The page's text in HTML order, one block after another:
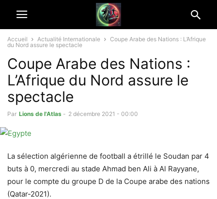
Accueil Actualité Internationale
Coupe Arabe des Nations : L’Afrique
du Nord assure le spectacle
Coupe Arabe des Nations :
L’Afrique du Nord assure le
spectacle
Par Lions de l'Atlas - 2 décembre 2021 - 00:00
La sélection algérienne de football a étrillé le Soudan par 4
buts à 0, mercredi au stade Ahmad ben Ali à Al Rayyane,
pour le compte du groupe D de la Coupe arabe des nations
(Qatar-2021).